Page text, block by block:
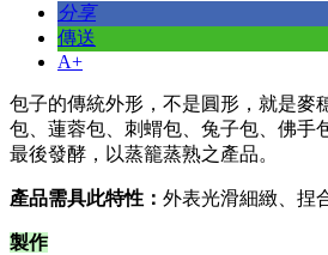
分享
傳送
A+
包子的傳統外形，不是圓形，就是麥
包、蓮蓉包、刺蝟包、兔子包、佛手
最後發酵，以蒸籠蒸熟之產品。
產品需具此特性： 外表光滑細緻、捏
製作